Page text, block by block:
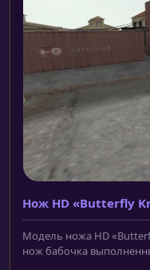
Нож HD «Butterfly
Модель ножа HD
нож бабочка